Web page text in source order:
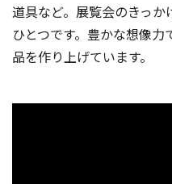
道具など。展覧会のきっ
ひとつです。豊かな想像
品を作り上げています。